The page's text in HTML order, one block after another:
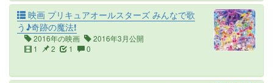
映画 プリキュアオールスターズ みんなで歌
う♪奇跡の魔法!
2016年の映画
2016年3月公開
1
2 1 0